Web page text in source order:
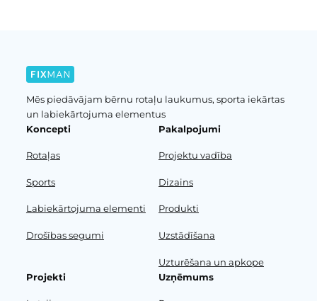
Mēs piedāvājam bērnu rotaļu laukumus, sporta iekārtas
un labiekārtojuma elementus
Koncepti
Rotaļas
Sports
Labiekārtojuma elementi
Drošības segumi
Pakalpojumi
Projektu vadība
Dizains
Produkti
Uzstādīšana
Uzturēšana un apkope
Projekti
Uzņēmums